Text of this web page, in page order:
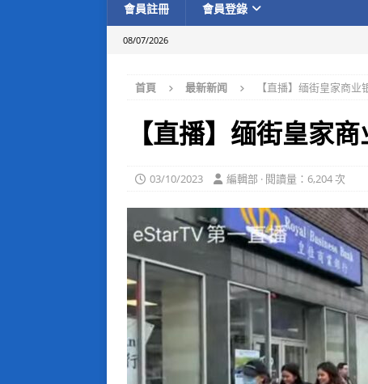
會員註冊 會員登錄
08/07/2026
首頁 最新新闻 【直播】缅街皇家商业
【直播】缅街皇家
03/10/2023 編輯部 · 閱讀量：6,204 次